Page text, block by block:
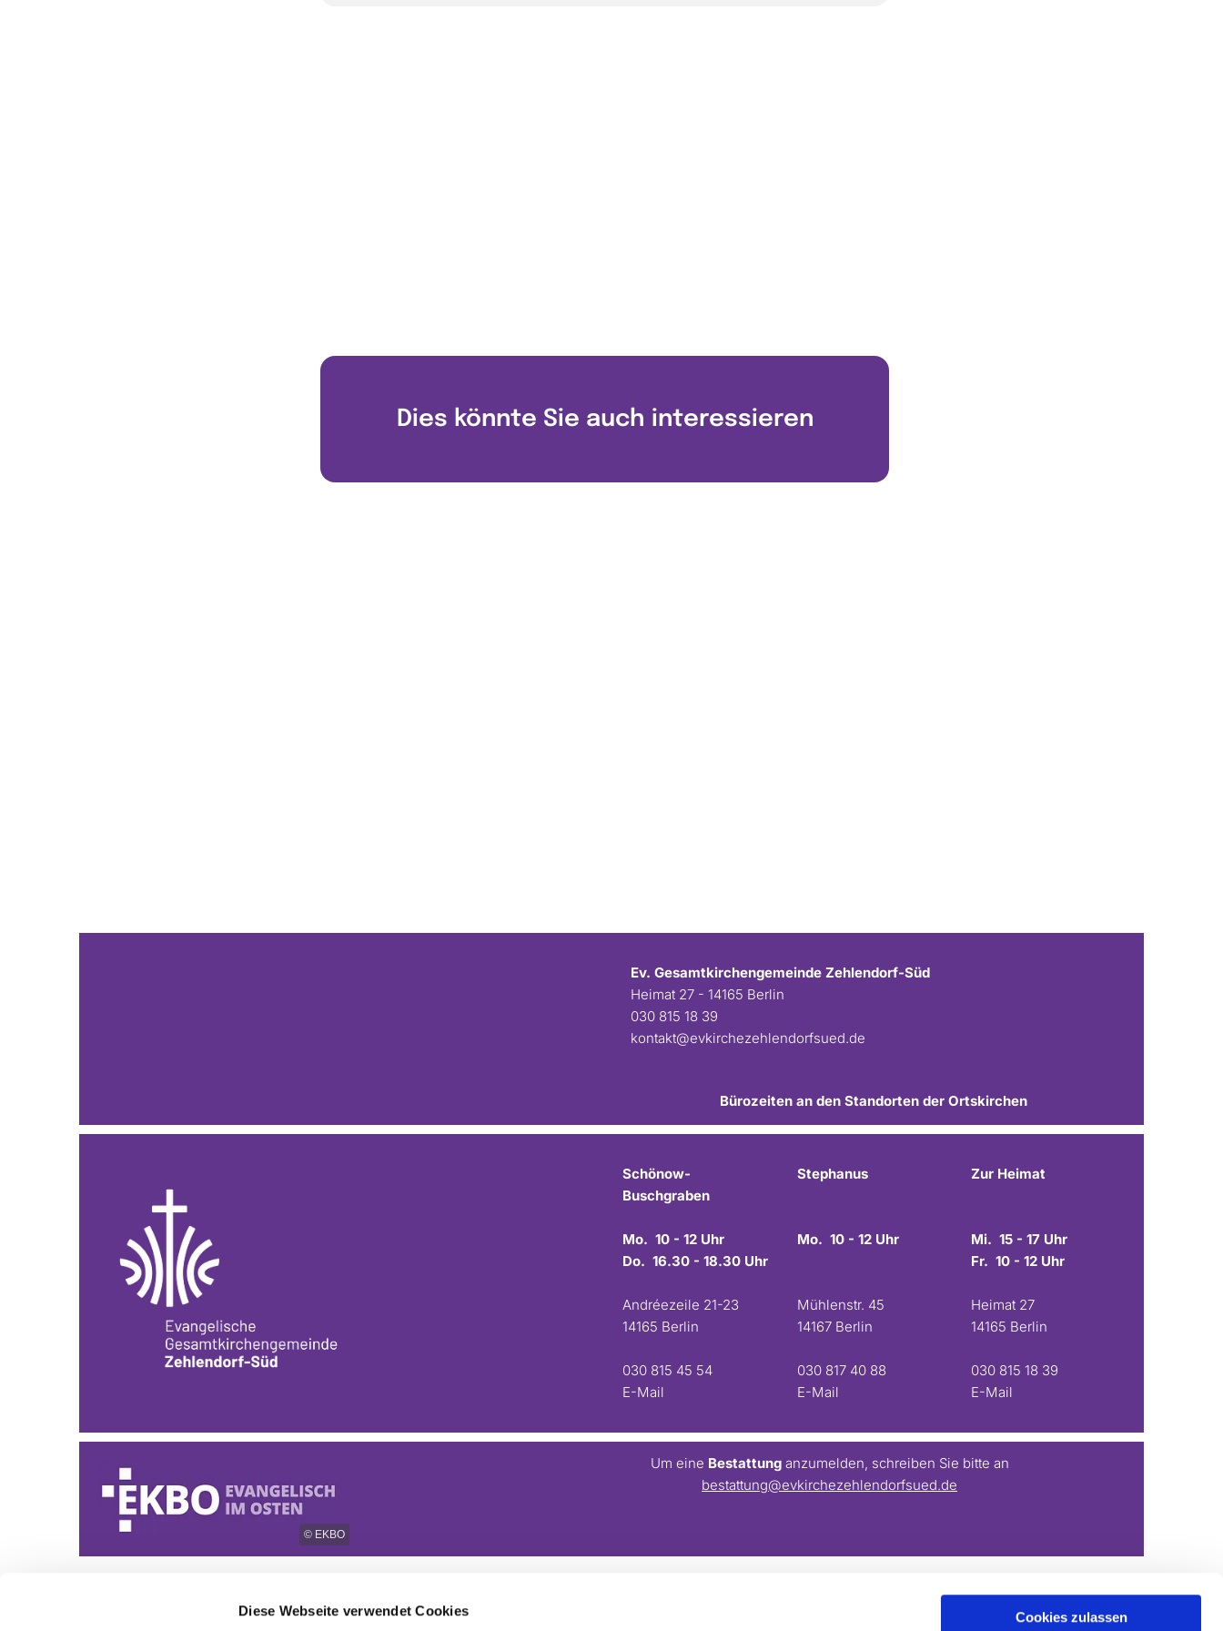
Diese Webseite verwendet Cookies Cookies zulassen
Dies könnte Sie auch interessieren
Ev. Gesamtkirchengemeinde Zehlendorf-Süd
Heimat 27 - 14165 Berlin
030 815 18 39
kontakt@evkirchezehlendorfsued.de
Bürozeiten an den Standorten der Ortskirchen
Schönow-
Buschgraben
Mo. 10 - 12 Uhr
Do. 16.30 - 18.30 Uhr
Andréezeile 21-23
14165 Berlin
030 815 45 54
E-Mail
Stephanus
Mo. 10 - 12 Uhr
Mühlenstr. 45
14167 Berlin
030 817 40 88
E-Mail
Zur Heimat
Mi. 15 - 17 Uhr
Fr. 10 - 12 Uhr
Heimat 27
14165 Berlin
030 815 18 39
E-Mail
© EKBO
Um eine Bestattunganzumelden, schreiben Sie bitte an
bestattung@evkirchezehlendorfsued.de